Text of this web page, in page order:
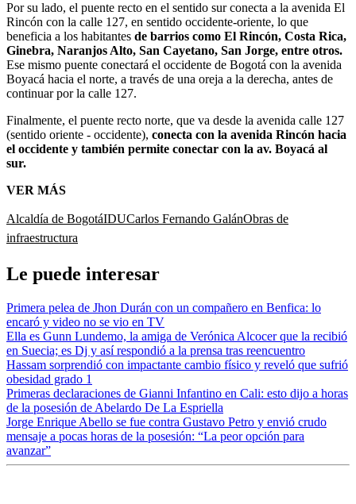
Por su lado, el puente recto en el sentido sur conecta a la avenida El
Rincón con la calle 127, en sentido occidente-oriente, lo que
beneficia a los habitantes de barrios como El Rincón, Costa Rica,
Ginebra, Naranjos Alto, San Cayetano, San Jorge, entre otros.
Ese mismo puente conectará el occidente de Bogotá con la avenida
Boyacá hacia el norte, a través de una oreja a la derecha, antes de
continuar por la calle 127.
Finalmente, el puente recto norte, que va desde la avenida calle 127
(sentido oriente - occidente), conecta con la avenida Rincón hacia
el occidente y también permite conectar con la av. Boyacá al
sur.
VER MÁS
Alcaldía de BogotáIDUCarlos Fernando GalánObras de
infraestructura
Le puede interesar
Primera pelea de Jhon Durán con un compañero en Benfica: lo
encaró y video no se vio en TV
Ella es Gunn Lundemo, la amiga de Verónica Alcocer que la recibió
en Suecia; es Dj y así respondió a la prensa tras reencuentro
Hassam sorprendió con impactante cambio físico y reveló que sufrió
obesidad grado 1
Primeras declaraciones de Gianni Infantino en Cali: esto dijo a horas
de la posesión de Abelardo De La Espriella
Jorge Enrique Abello se fue contra Gustavo Petro y envió crudo
mensaje a pocas horas de la posesión: “La peor opción para
avanzar”